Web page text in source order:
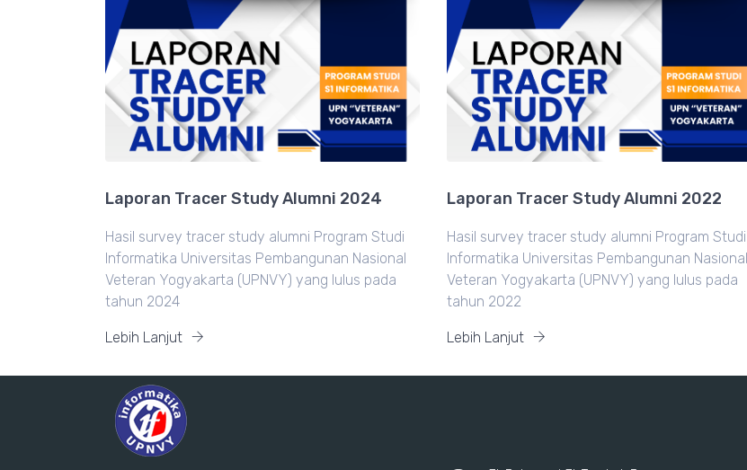
Laporan Tracer Study Alumni 2024
Hasil survey tracer study alumni Program Studi
Informatika Universitas Pembangunan Nasional
Veteran Yogyakarta (UPNVY) yang lulus pada
tahun 2024
Lebih Lanjut
Laporan Tracer Study Alumni 2022
Hasil survey tracer study alumni Program Studi
Informatika Universitas Pembangunan Nasional
Veteran Yogyakarta (UPNVY) yang lulus pada
tahun 2022
Lebih Lanjut